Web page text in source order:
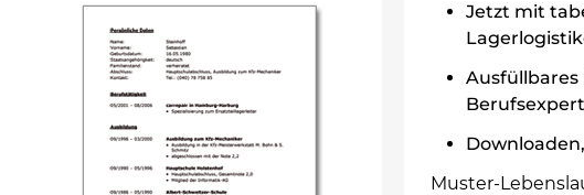
Jetzt mit
Muster-